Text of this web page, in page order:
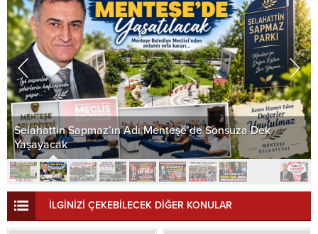
Selahattin Sapmaz’ın Adı Menteşe’de Sonsuza Dek
Yaşayacak
İLGİNİZİ ÇEKEBİLECEK DİĞER KONULAR